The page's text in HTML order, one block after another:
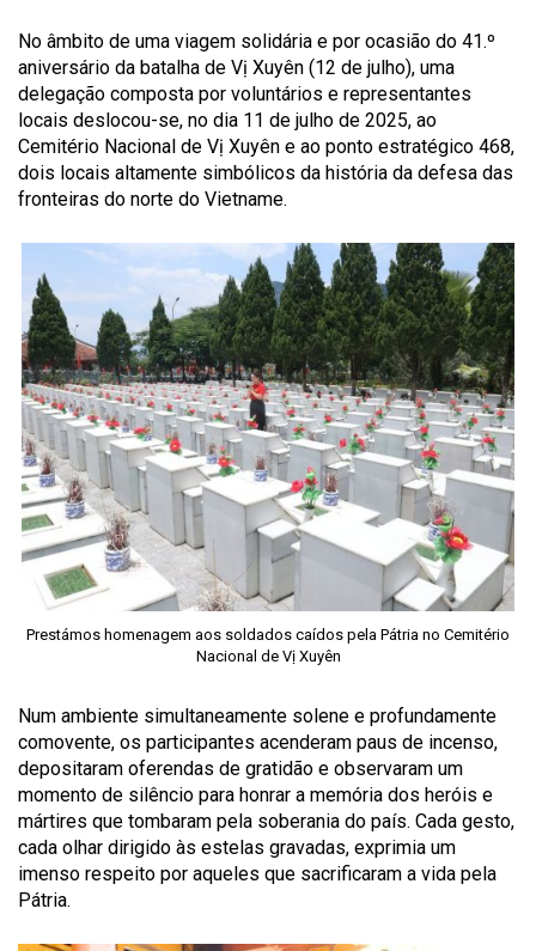
No âmbito de uma viagem solidária e por ocasião do 41.º
aniversário da batalha de Vị Xuyên (12 de julho), uma
delegação composta por voluntários e representantes
locais deslocou-se, no dia 11 de julho de 2025, ao
Cemitério Nacional de Vị Xuyên e ao ponto estratégico 468,
dois locais altamente simbólicos da história da defesa das
fronteiras do norte do Vietname.
Prestámos homenagem aos soldados caídos pela Pátria no Cemitério
Nacional de Vị Xuyên
Num ambiente simultaneamente solene e profundamente
comovente, os participantes acenderam paus de incenso,
depositaram oferendas de gratidão e observaram um
momento de silêncio para honrar a memória dos heróis e
mártires que tombaram pela soberania do país. Cada gesto,
cada olhar dirigido às estelas gravadas, exprimia um
imenso respeito por aqueles que sacrificaram a vida pela
Pátria.